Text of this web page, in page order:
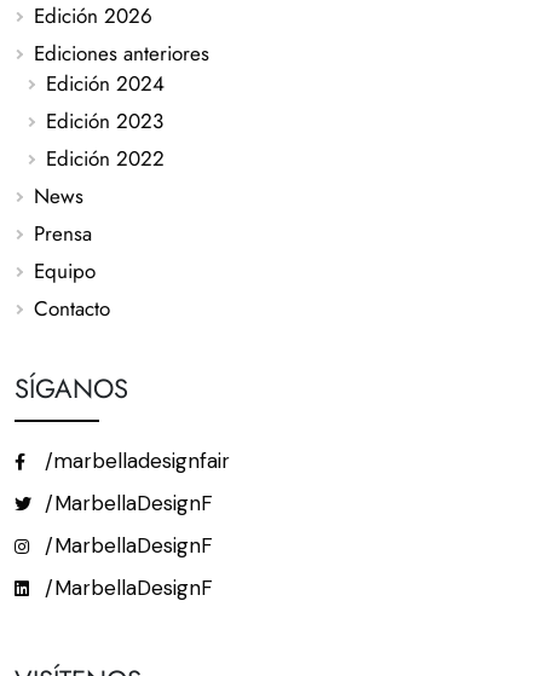
Edición 2026
Ediciones anteriores
Edición 2024
Edición 2023
Edición 2022
News
Prensa
Equipo
Contacto
SÍGANOS
/marbelladesignfair
/MarbellaDesignF
/MarbellaDesignF
/MarbellaDesignF